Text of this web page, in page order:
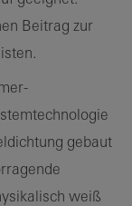
Beitrag zur
gebaut
weiß